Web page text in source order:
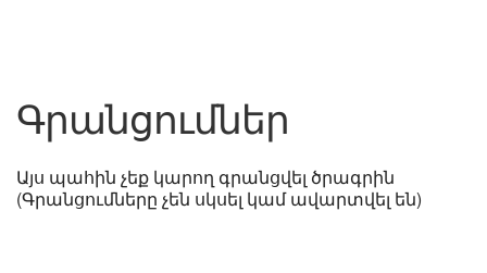
Գրանցումներ
Այս պահին չեք կարող գրանցվել ծրագրին
(Գրանցումները չեն սկսել կամ ավարտվել են)